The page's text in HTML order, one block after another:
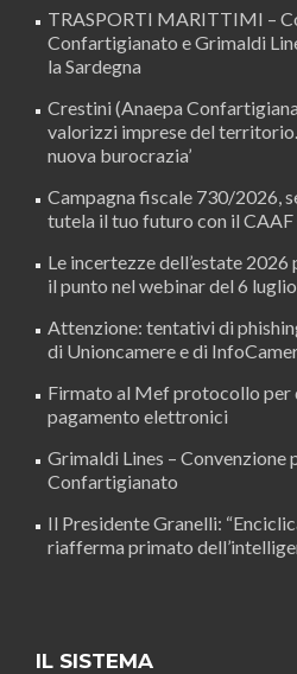
TRASPORTI MARITTIMI –
Confartigianato e Grimaldi
la Sardegna
Crestini (Anaepa
valorizzi imprese del
nuova burocrazia’
Campagna fiscale 730/2026,
tutela il tuo futuro con il
Le incertezze dell’estate 2026
il punto nel webinar del 6 luglio
Attenzione: tentativi di
di Unioncamere e di
Firmato al Mef protocollo per
pagamento elettronici
Grimaldi Lines – Convenzione
Confartigianato
Il Presidente Granelli:
riafferma primato
IL SISTEMA